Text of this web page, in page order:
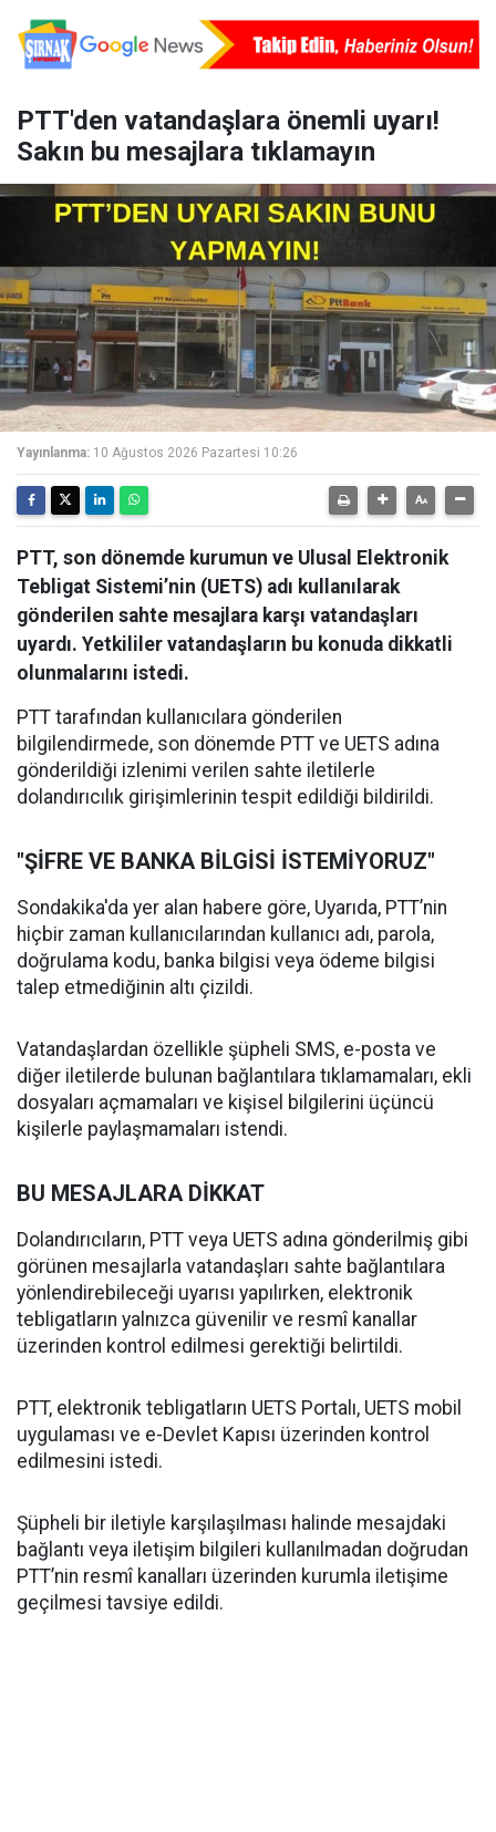
PTT'den vatandaşlara önemli uyarı!
Sakın bu mesajlara tıklamayın
Yayınlanma: 10 Ağustos 2026 Pazartesi 10:26
PTT, son dönemde kurumun ve Ulusal Elektronik
Tebligat Sistemi’nin (UETS) adı kullanılarak
gönderilen sahte mesajlara karşı vatandaşları
uyardı. Yetkililer vatandaşların bu konuda dikkatli
olunmalarını istedi.
PTT tarafından kullanıcılara gönderilen
bilgilendirmede, son dönemde PTT ve UETS adına
gönderildiği izlenimi verilen sahte iletilerle
dolandırıcılık girişimlerinin tespit edildiği bildirildi.
"ŞİFRE VE BANKA BİLGİSİ İSTEMİYORUZ"
Sondakika'da yer alan habere göre, Uyarıda, PTT’nin
hiçbir zaman kullanıcılarından kullanıcı adı, parola,
doğrulama kodu, banka bilgisi veya ödeme bilgisi
talep etmediğinin altı çizildi.
Vatandaşlardan özellikle şüpheli SMS, e-posta ve
diğer iletilerde bulunan bağlantılara tıklamamaları, ekli
dosyaları açmamaları ve kişisel bilgilerini üçüncü
kişilerle paylaşmamaları istendi.
BU MESAJLARA DİKKAT
Dolandırıcıların, PTT veya UETS adına gönderilmiş gibi
görünen mesajlarla vatandaşları sahte bağlantılara
yönlendirebileceği uyarısı yapılırken, elektronik
tebligatların yalnızca güvenilir ve resmî kanallar
üzerinden kontrol edilmesi gerektiği belirtildi.
PTT, elektronik tebligatların UETS Portalı, UETS mobil
uygulaması ve e-Devlet Kapısı üzerinden kontrol
edilmesini istedi.
Şüpheli bir iletiyle karşılaşılması halinde mesajdaki
bağlantı veya iletişim bilgileri kullanılmadan doğrudan
PTT’nin resmî kanalları üzerinden kurumla iletişime
geçilmesi tavsiye edildi.